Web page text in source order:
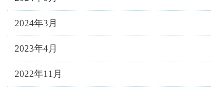
2024年3月
2023年4月
2022年11月